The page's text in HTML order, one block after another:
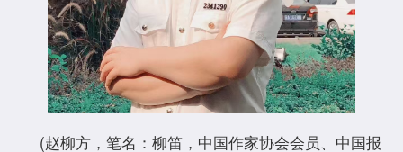
(赵柳方，笔名：柳笛，中国作家协会会员、中国报